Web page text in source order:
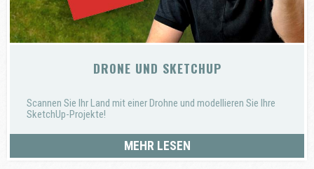
DRONE UND SKETCHUP
Scannen Sie Ihr Land mit einer Drohne und modellieren Sie Ihre
SketchUp-Projekte!
MEHR LESEN